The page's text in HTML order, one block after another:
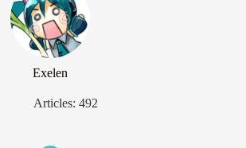
Exelen
Articles: 492